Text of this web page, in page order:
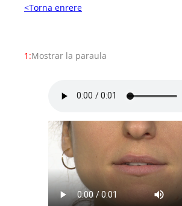
<Torna enrere
1:Mostrar la paraula